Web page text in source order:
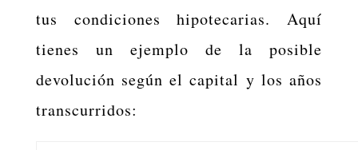
tus condiciones hipotecarias. Aquí
tienes un ejemplo de la posible
devolución según el capital y los años
transcurridos: